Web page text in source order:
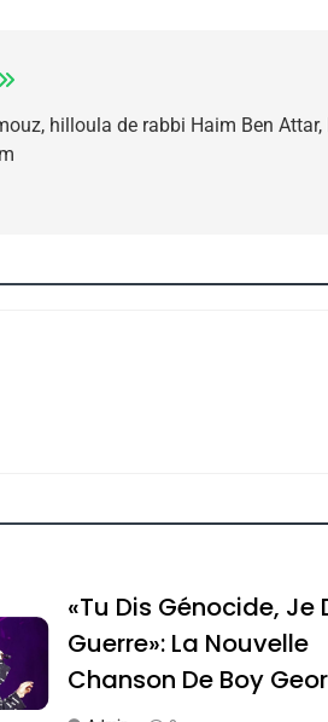
hilloula de rabbi Haim Ben Attar,
«Tu Dis Génocide, Je
Guerre»: La Nouvelle
Chanson De Boy